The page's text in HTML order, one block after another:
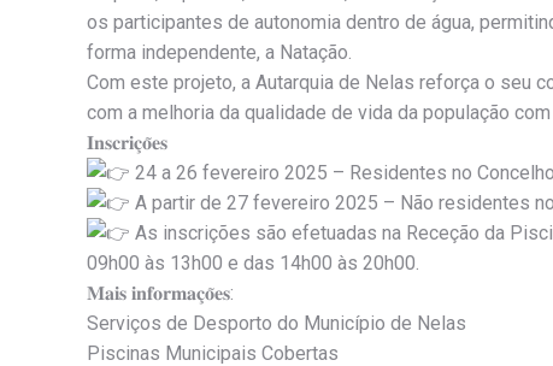
os participantes de autonomia dentro de água,
forma independente, a Natação.
Com este projeto, a Autarquia de Nelas reforça o seu
com a melhoria da qualidade de vida da população
𝐈𝐧𝐬𝐜𝐫𝐢𝐜̧𝐨̃𝐞𝐬
24 a 26 fevereiro 2025 – Residentes no Concelho
A partir de 27 fevereiro 2025 – Não residentes
As inscrições são efetuadas na Receção da
09h00 às 13h00 e das 14h00 às 20h00.
𝐌𝐚𝐢𝐬 𝐢𝐧𝐟𝐨𝐫𝐦𝐚𝐜̧𝐨̃𝐞𝐬:
Serviços de Desporto do Município de Nelas
Piscinas Municipais Cobertas